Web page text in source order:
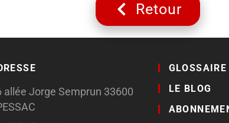
Retour
allée Jorge Semprun 33600
GLOSSAIRE
LE BLOG